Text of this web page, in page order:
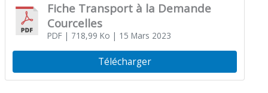
Fiche Transport à la Demande
Courcelles
PDF| 718,99 Ko | 15 Mars 2023
Télécharger